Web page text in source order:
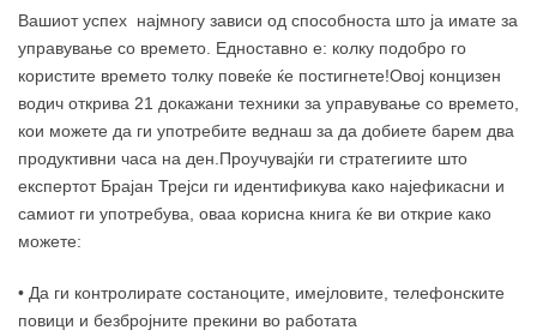
Вашиот успех најмногу зависи од способноста што ја имате за
управување со времето. Едноставно е: колку подобро го
користите времето толку повеќе ќе постигнете!Овој концизен
водич открива 21 докажани техники за управување со времето,
кои можете да ги употребите веднаш за да добиете барем два
продуктивни часа на ден.Проучувајќи ги стратегиите што
експертот Брајан Трејси ги идентификува како најефикасни и
самиот ги употребува, оваа корисна книга ќе ви открие како
можете:
• Да ги контролирате состаноците, имејловите, телефонските
повици и безбројните прекини во работата